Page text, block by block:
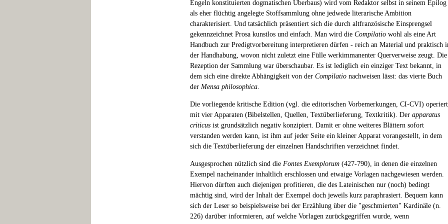
Engeln konstituierten dogmatischen Überbaus) wird vom Redaktor selbst in seinem Epilog
als eher flüchtig angelegte Stoffsammlung ohne jedwede literarische Ambition
charakterisiert. Und tatsächlich präsentiert sich die durch altfranzösische Einsprengsel
gekennzeichnet Prosa kunstlos und einfach. Man wird die Compilatio wohl als eine Art
Handbuch zur Predigtvorbereitung interpretieren dürfen - reich an Material und praktisch
der Handhabung, wovon nicht zuletzt eine Fülle werkimmanenter Querverweise zeugt. Die
Rezeption der Sammlung war überschaubar. Es ist lediglich ein einziger Text bekannt, in
dem sich eine direkte Abhängigkeit von der Compilatio nachweisen lässt: das vierte Buch
der Mensa philosophica.
Die vorliegende kritische Edition (vgl. die editorischen Vorbemerkungen, CI-CVI) operiert
mit vier Apparaten (Bibelstellen, Quellen, Textüberlieferung, Textkritik). Der apparatus
criticus ist grundsätzlich negativ konzipiert. Damit er ohne weiteres Blättern sofort
verstanden werden kann, ist ihm auf jeder Seite ein kleiner Apparat vorangestellt, in dem
sich die Textüberlieferung der einzelnen Handschriften verzeichnet findet.
Ausgesprochen nützlich sind die Fontes Exemplorum (427-790), in denen die einzelnen
Exempel nacheinander inhaltlich erschlossen und etwaige Vorlagen nachgewiesen werden.
Hiervon dürften auch diejenigen profitieren, die des Lateinischen nur (noch) bedingt
mächtig sind, wird der Inhalt der Exempel doch jeweils kurz paraphrasiert. Bequem kann
sich der Leser so beispielsweise bei der Erzählung über die "geschmierten" Kardinäle (n.
226) darüber informieren, auf welche Vorlagen zurückgegriffen wurde, wenn